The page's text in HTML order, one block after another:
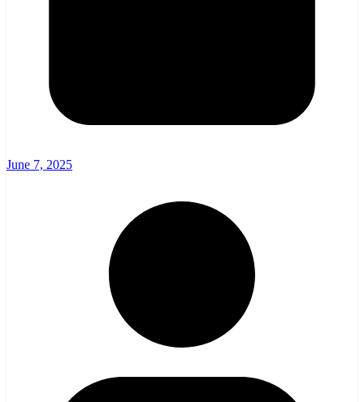
June 7, 2025